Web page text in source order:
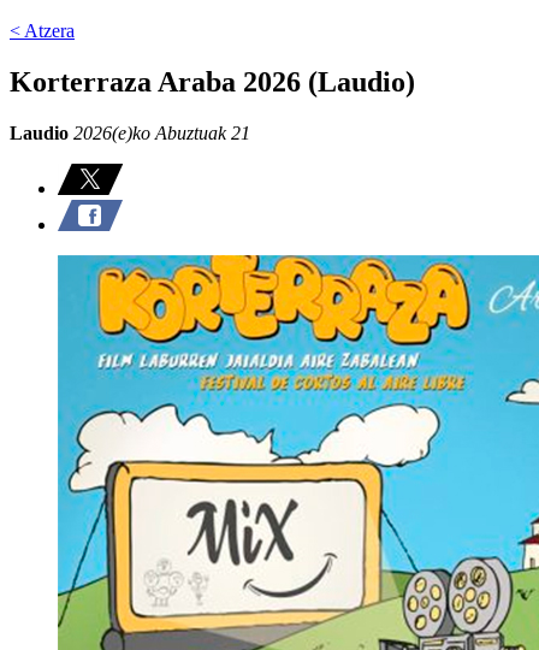
< Atzera
Korterraza Araba 2026 (Laudio)
Laudio 2026(e)ko Abuztuak 21